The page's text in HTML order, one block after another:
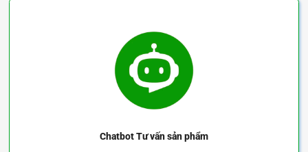
ChatbotTư vấn sản phẩm